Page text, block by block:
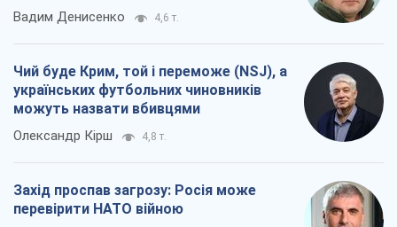
Вадим Денисенко 4,6 т.
Чий буде Крим, той і переможе (NSJ), а
українських футбольних чиновників
можуть назвати вбивцями
Олександр Кірш 4,8 т.
Захід проспав загрозу: Росія може
перевірити НАТО війною